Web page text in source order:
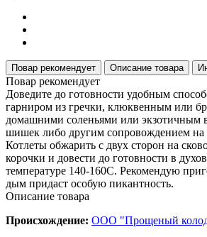
Повар рекомендует Описание товара
Повар рекомендует
Доведите до готовности удобным
гарниром из гречки, клюквенным или
домашними соленьями или экзотичным
шишек либо другим сопровождением на
Котлеты обжарить с двух сторон на
корочки и довести до готовности в
температуре 140-160С. Рекомендую
дым придаст особую пикантность.
Описание товара
Происхождение: ООО "Прощеный